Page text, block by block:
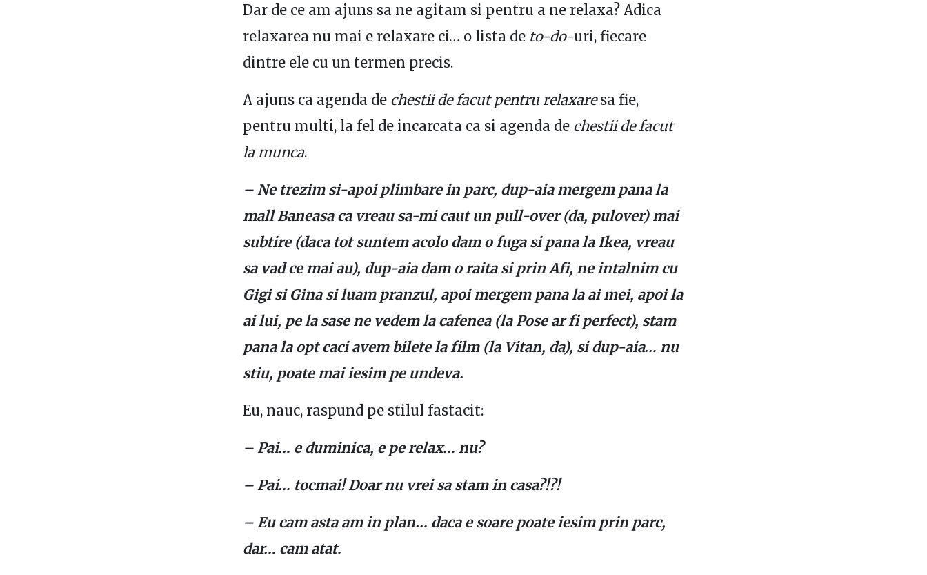
Dar de ce am ajuns sa ne agitam si pentru a ne relaxa? Adica
relaxarea nu mai e relaxare ci… o lista de to-do-uri, fiecare
dintre ele cu un termen precis.
A ajuns ca agenda de chestii de facut pentru relaxaresa fie,
pentru multi, la fel de incarcata ca si agenda de chestii de facut
la munca.
– Ne trezim si-apoi plimbare in parc, dup-aia mergem pana la
mall Baneasa ca vreau sa-mi caut un pull-over (da, pulover) mai
subtire (daca tot suntem acolo dam o fuga si pana la Ikea, vreau
sa vad ce mai au), dup-aia dam o raita si prin Afi, ne intalnim cu
Gigi si Gina si luam pranzul, apoi mergem pana la ai mei, apoi la
ai lui, pe la sase ne vedem la cafenea (la Pose ar fi perfect), stam
pana la opt caci avem bilete la film (la Vitan, da), si dup-aia… nu
stiu, poate mai iesim pe undeva.
Eu, nauc, raspund pe stilul fastacit:
– Pai… e duminica, e pe relax… nu?
– Pai… tocmai! Doar nu vrei sa stam in casa?!?!
– Eu cam asta am in plan… daca e soare poate iesim prin parc,
dar… cam atat.